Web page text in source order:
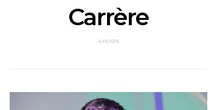
Carrère
4 POSTS